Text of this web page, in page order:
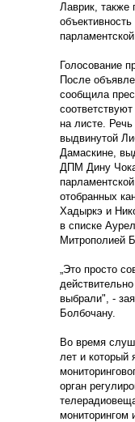
Лаврик, также
Голосование
После
сообщила
на листе.
выдвинутой
Дамаскине,
ДПМ Дину
отобранных
Хадыркэ и
в списке
Митрополией
„Это просто
выбрали", -
Болбочану.
Во время
лет и который
орган
мониторингом